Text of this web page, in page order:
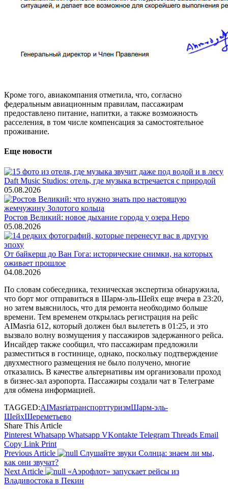
Кроме того, авиакомпания отметила, что, согласно
федеральным авиационным правилам, пассажирам
предоставлено питание, напитки, а также возможность
расселения, в том числе компенсация за самостоятельное
проживание.
Еще новости
Daft Music Studios: отель, где музыка встречается с природой
05.08.2026
Ростов Великий: новое дыхание города у озера Неро
05.08.2026
От байкерш до Ван Гога: исторические снимки, на которых
оживает прошлое
04.08.2026
По словам собеседника, техническая экспертиза обнаружила,
что борт мог отправиться в Шарм-эль-Шейх еще вчера в 23:20,
но затем выяснилось, что для ремонта необходимо больше
времени. Тем временем открылась регистрация на рейс
AIMasria 612, который должен был вылететь в 01:25, и это
вызвало волну возмущения у пассажиров задержанного рейса.
Инсайдер также сообщил, что пассажирам предложили
разместиться в гостинице, однако, поскольку подтверждение
двухместного размещения не было получено, многие
отказались. В качестве альтернативы им организовали проход
в бизнес-зал аэропорта. Пассажиры создали чат в Телеграме
для обмена информацией.
TAGGED:AIMasriaтранспорттуризмШарм-эль-
ШейхШереметьево
Share This Article
Pinterest Whatsapp Whatsapp VKontakte Telegram Threads Email
Copy Link Print
Previous Article
Слушайте звуки Солнца: знаем ли мы,
как они звучат?
Next Article
«Аэрофлот» запускает рейсы из
Владивостока в Пекин